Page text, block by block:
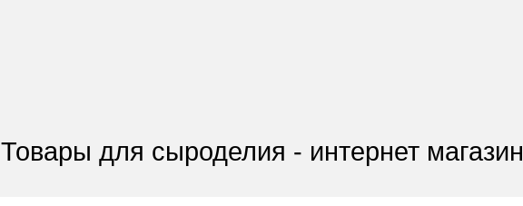
Товары для сыроделия - интернет магазин